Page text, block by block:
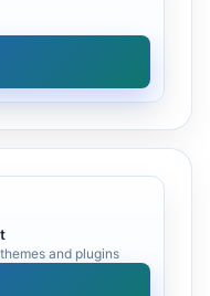
and plugins